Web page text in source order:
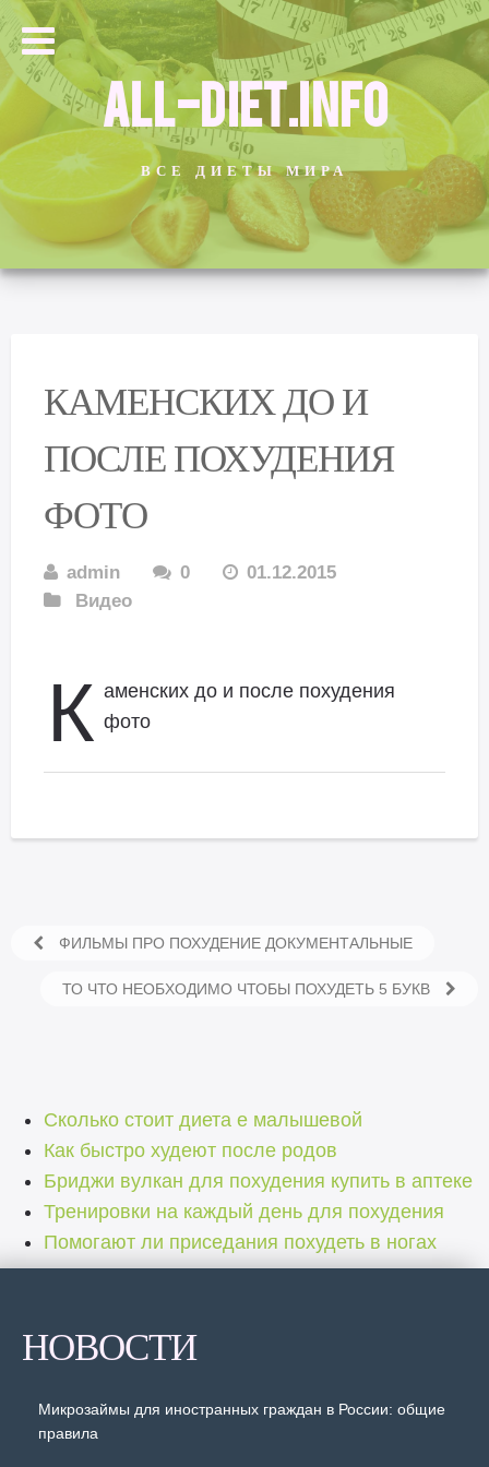
ALL-DIET.INFO
ВСЕ ДИЕТЫ МИРА
КАМЕНСКИХ ДО И
ПОСЛЕ ПОХУДЕНИЯ
ФОТО
admin 0
01.12.2015
Видео
К аменских до и после похудения
фото
ФИЛЬМЫ ПРО ПОХУДЕНИЕ ДОКУМЕНТАЛЬНЫЕ
ТО ЧТО НЕОБХОДИМО ЧТОБЫ ПОХУДЕТЬ 5 БУКВ
Сколько стоит диета е малышевой
Как быстро худеют после родов
Бриджи вулкан для похудения купить в аптеке
Тренировки на каждый день для похудения
Помогают ли приседания похудеть в ногах
НОВОСТИ
Микрозаймы для иностранных граждан в России: общие
правила